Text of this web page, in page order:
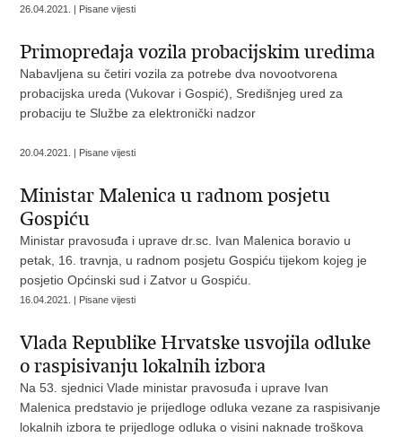
26.04.2021. | Pisane vijesti
Primopredaja vozila probacijskim uredima
Nabavljena su četiri vozila za potrebe dva novootvorena
probacijska ureda (Vukovar i Gospić), Središnjeg ured za
probaciju te Službe za elektronički nadzor
20.04.2021. | Pisane vijesti
Ministar Malenica u radnom posjetu
Gospiću
Ministar pravosuđa i uprave dr.sc. Ivan Malenica boravio u
petak, 16. travnja, u radnom posjetu Gospiću tijekom kojeg je
posjetio Općinski sud i Zatvor u Gospiću.
16.04.2021. | Pisane vijesti
Vlada Republike Hrvatske usvojila odluke
o raspisivanju lokalnih izbora
Na 53. sjednici Vlade ministar pravosuđa i uprave Ivan
Malenica predstavio je prijedloge odluka vezane za raspisivanje
lokalnih izbora te prijedloge odluka o visini naknade troškova